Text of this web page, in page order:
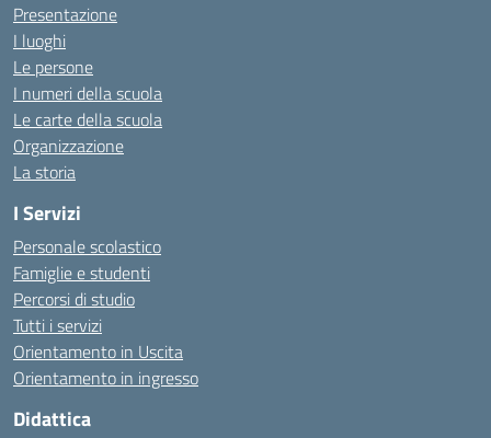
Presentazione
I luoghi
Le persone
I numeri della scuola
Le carte della scuola
Organizzazione
La storia
I Servizi
Personale scolastico
Famiglie e studenti
Percorsi di studio
Tutti i servizi
Orientamento in Uscita
Orientamento in ingresso
Didattica